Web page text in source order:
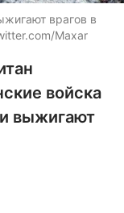
врагов в
Maxar
войска
выжигают